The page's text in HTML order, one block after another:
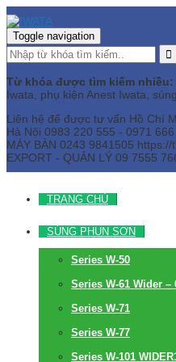
Toggle navigation
Từ khóa được tìm kiếm nhiều:
Iwata, phụ kiện Anest Iwata,
Liên hệ để được tư vấn Hồ Chí
Hà Nội 0983 220 555 - 0971
MÁY BÀN 0243 9841505 https://
EXPORT - QUẢN LÝ 09 7555
TRANG CHỦ
SÚNG PHUN SƠN
Series W-50
Series W-61 Wider –
Series W-71
Series W-77
Series W-101